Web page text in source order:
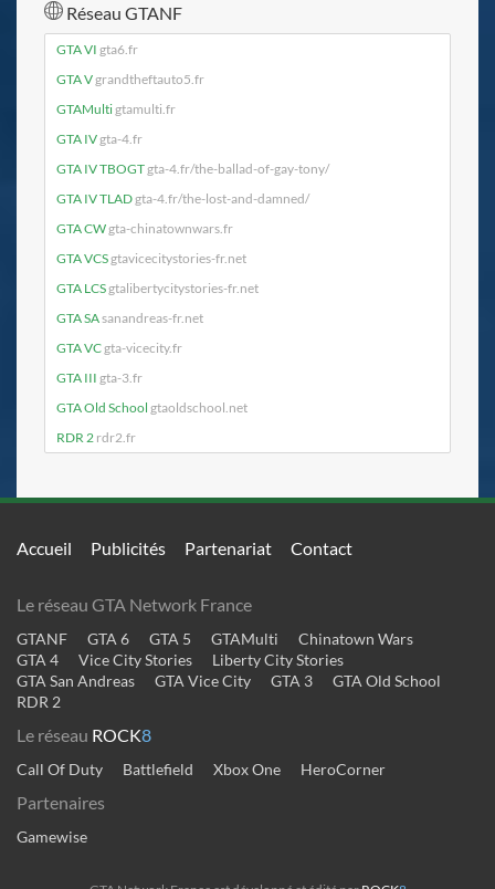
Réseau GTANF
GTA VI gta6.fr
GTA Vgrandtheftauto5.fr
GTAMultigtamulti.fr
GTA IVgta-4.fr
GTA IV TBOGTgta-4.fr/the-ballad-of-gay-tony/
GTA IV TLADgta-4.fr/the-lost-and-damned/
GTA CWgta-chinatownwars.fr
GTA VCSgtavicecitystories-fr.net
GTA LCSgtalibertycitystories-fr.net
GTA SAsanandreas-fr.net
GTA VCgta-vicecity.fr
GTA III gta-3.fr
GTA Old School gtaoldschool.net
RDR 2 rdr2.fr
Accueil Publicités Partenariat Contact
Le réseau GTA Network France
GTANF GTA 6 GTA 5 GTAMulti
Chinatown Wars
GTA 4
Vice City Stories
Liberty City Stories
GTA San Andreas
GTA Vice City GTA 3
GTA Old School
RDR 2
Le réseau ROCK8
Call Of Duty Battlefield Xbox One HeroCorner
Partenaires
Gamewise